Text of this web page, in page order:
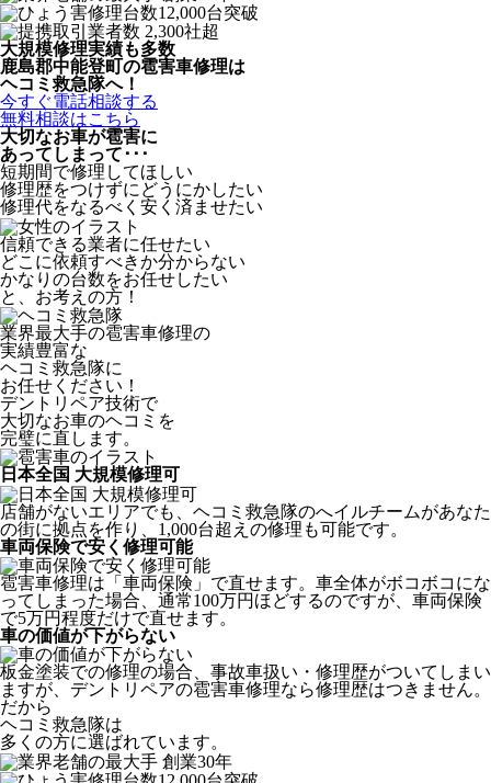
大規模修理実績も多数
鹿島郡中能登町の雹害車修理は
ヘコミ救急隊へ！
今すぐ電話相談する
無料相談はこちら
大切なお車が雹害に
あってしまって･･･
短期間で修理してほしい
修理歴をつけずにどうにかしたい
修理代をなるべく安く済ませたい
信頼できる業者に任せたい
どこに依頼すべきか分からない
かなりの台数をお任せしたい
と、お考えの方！
業界最大手の雹害車修理の
実績豊富な
ヘコミ救急隊に
お任せください！
デントリペア技術で
大切なお車のヘコミを
完璧に直します。
日本全国 大規模修理可
店舗がないエリアでも、ヘコミ救急隊のへイルチームがあなた
の街に拠点を作り、1,000台超えの修理も可能です。
車両保険で安く修理可能
雹害車修理は「車両保険」で直せます。車全体がボコボコにな
ってしまった場合、通常100万円ほどするのですが、車両保険
で5万円程度だけで直せます。
車の価値が下がらない
板金塗装での修理の場合、事故車扱い・修理歴がついてしまい
ますが、デントリペアの雹害車修理なら修理歴はつきません。
だから
ヘコミ救急隊は
多くの方に選ばれています。